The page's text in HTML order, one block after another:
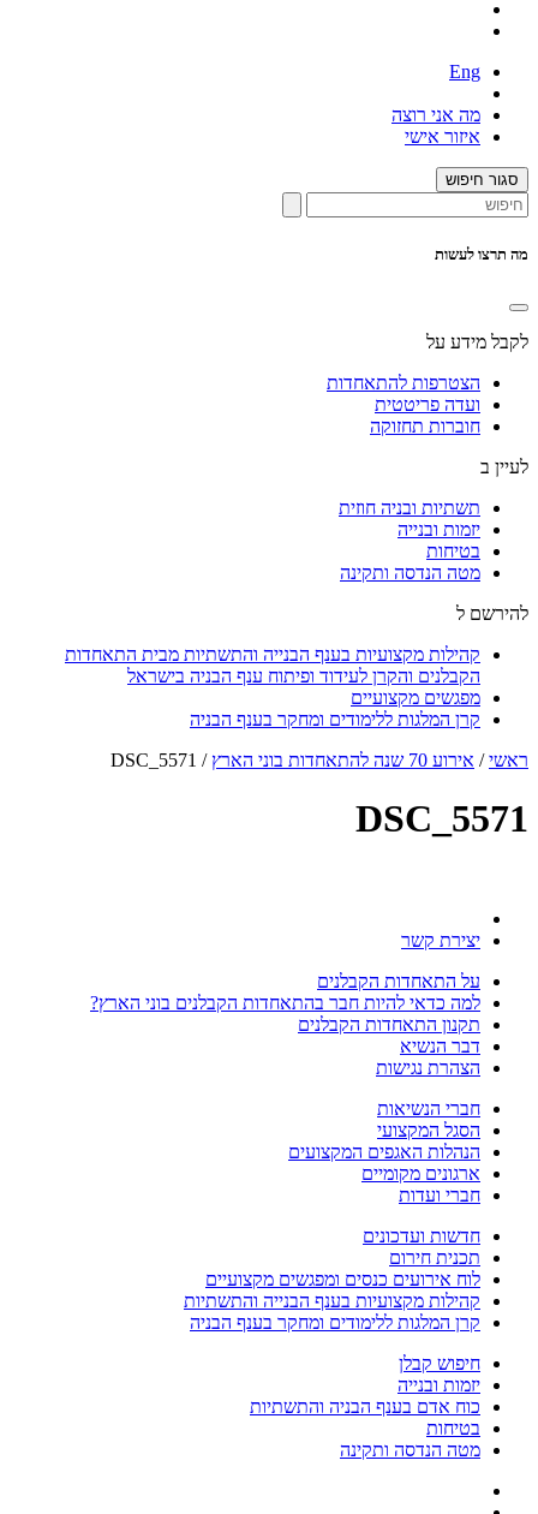
Eng
מה אני רוצה
איזור אישי
סגור חיפוש
מה תרצו לעשות
לקבל מידע על
הצטרפות להתאחדות
ועדה פריטטית
חוברות תחזוקה
לעיין ב
תשתיות ובניה חוזית
יזמות ובנייה
בטיחות
מטה הנדסה ותקינה
להירשם ל
קהילות מקצועיות בענף הבנייה והתשתיות מבית התאחדות
הקבלנים והקרן לעידוד ופיתוח ענף הבניה בישראל
מפגשים מקצועיים
קרן המלגות ללימודים ומחקר בענף הבניה
ראשי/ אירוע 70 שנה להתאחדות בוני הארץ /
DSC_5571
DSC_5571
יצירת קשר
על התאחדות הקבלנים
למה כדאי להיות חבר בהתאחדות הקבלנים בוני הארץ?
תקנון התאחדות הקבלנים
דבר הנשיא
הצהרת נגישות
חברי הנשיאות
הסגל המקצועי
הנהלות האגפים המקצועים
ארגונים מקומיים
חברי ועדות
חדשות ועדכונים
תכנית חירום
לוח אירועים כנסים ומפגשים מקצועיים
קהילות מקצועיות בענף הבנייה והתשתיות
קרן המלגות ללימודים ומחקר בענף הבניה
חיפוש קבלן
יזמות ובנייה
כוח אדם בענף הבניה והתשתיות
בטיחות
מטה הנדסה ותקינה